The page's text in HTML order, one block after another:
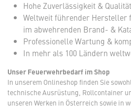
Hohe Zuverlässigkeit & Qualität
Weltweit führender Hersteller
im abwehrenden Brand- &
Professionelle Wartung &
In mehr als 100 Ländern
Unser Feuerwehrbedarf im Shop
In unserem Onlineshop finden Sie
technische Ausrüstung, Rollcontainer
unseren Werken in Österreich sowie in